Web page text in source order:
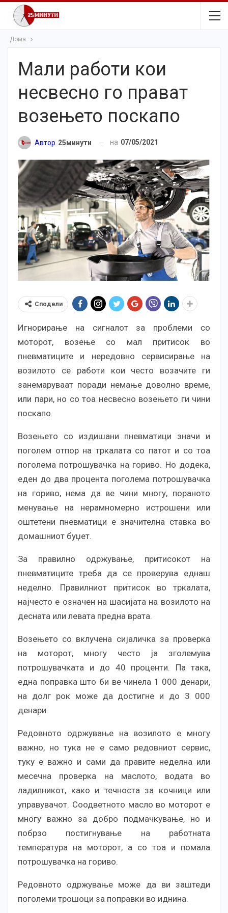
Дома
Мали работи кои
несвесно го прават
возењето поскапо
Автор 25минути на 07/05/2021
Сподели
Игнорирање на сигналот за проблеми со
моторот, возење со мал притисок во
пневматиците и нередовно сервисирање на
возилото се работи кои често возачите ги
занемаруваат поради немање доволно време,
или пари, но со тоа несвесно возењето ги чини
поскапо.
Возењето со издишани пневматици значи и
поголем отпор на тркалата со патот и со тоа
поголема потрошувачка на гориво. Но додека,
еден до два процента поголема потрошувачка
на гориво, нема да ве чини многу, пораното
менување на нерамномерно истрошени или
оштетени пневматици е значителна ставка во
домашниот буџет.
За правилно одржување, притисокот на
пневматиците треба да се проверува еднаш
неделно. Правилниот притисок во тркалата,
најчесто е означен на шасијата на возилото на
десната или левата предна врата.
Возењето со вклучена сијаличка за проверка
на моторот, многу често ја зголемува
потрошувачката и до 40 проценти. Па така,
една поправка што би ве чинела 1 000 денари,
на долг рок може да достигне и до 3 000
денари.
Редовното одржување на возилото е многу
важно, но тука не е само редовниот сервис,
туку е важно и сами да правите неделна или
месечна проверка на маслото, водата во
ладилникот, како и течноста за кочници или
управувачот. Соодветното масло во моторот е
многу важно за добро подмачкување, но и
побрзо постигнување на работната
температура на моторот, а со тоа и помала
потрошувачка на гориво.
Редовното одржување може да ви заштеди
поголеми трошоци за поправки во иднина.